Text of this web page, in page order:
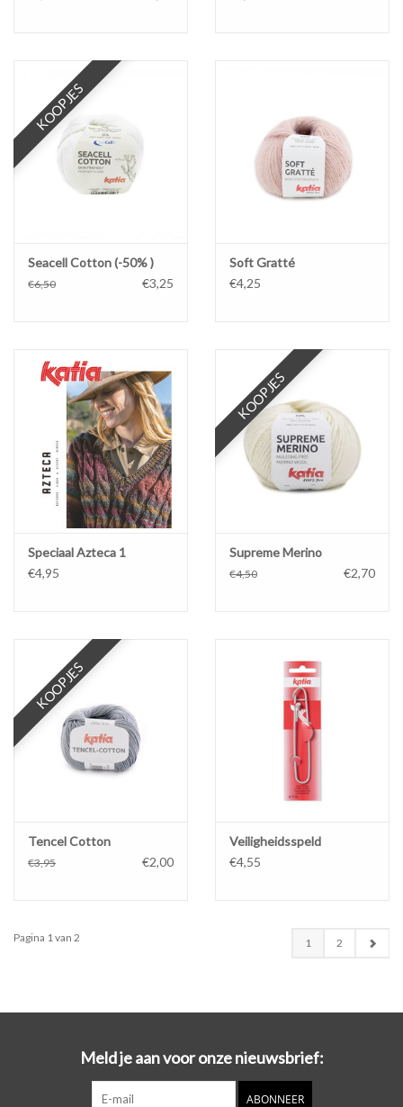
KOOPJES
Seacell Cotton (-50% )
€6,50 €3,25
Soft Gratté
€4,25
Speciaal Azteca 1
€4,95
KOOPJES
Supreme Merino
€4,50 €2,70
KOOPJES
Tencel Cotton
€3,95 €2,00
Veiligheidsspeld
€4,55
Pagina 1 van 2 1 2
Meld je aan voor onze nieuwsbrief:
ABONNEER